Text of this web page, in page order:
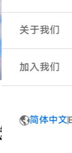
云电竞 ·
关于我们
加入我们
简体中文
择云天